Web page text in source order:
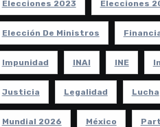
Elecciones 2023 Elecciones
Elección De Ministros
Impunidad INAI INE
Justicia Legalidad Lucha
Mundial 2026 México